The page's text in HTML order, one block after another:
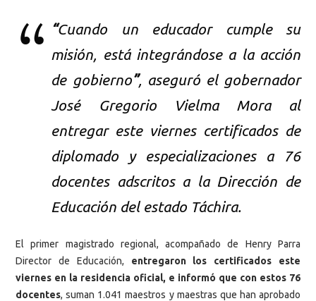
“Cuando un educador cumple su
misión, está integrándose a la acción
de gobierno”, aseguró el gobernador
José Gregorio Vielma Mora al
entregar este viernes certificados de
diplomado y especializaciones a 76
docentes adscritos a la Dirección de
Educación del estado Táchira.
El primer magistrado regional, acompañado de Henry Parra
Director de Educación, entregaron los certificados este
viernes en la residencia oficial, e informó que con estos 76
docentes, suman 1.041 maestros y maestras que han aprobado